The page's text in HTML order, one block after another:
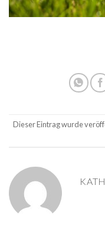
Dieser Eintrag wurde